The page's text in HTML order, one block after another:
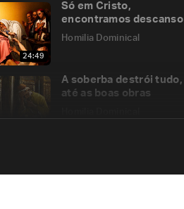
24:49
Só em Cristo,
encontramos descanso
Homilia Dominical
A soberba destrói tudo,
até as boas obras